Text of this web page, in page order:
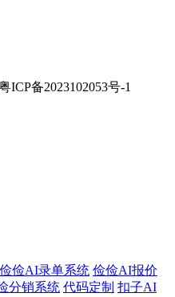
备2023102053号-1
俭俭AI录单系统 俭俭AI报价
分销系统 代码定制 扣子AI